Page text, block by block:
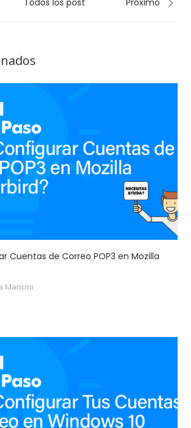
Todos los post Próximo
Cuentas de Correo POP3 en Mozilla
Mancini